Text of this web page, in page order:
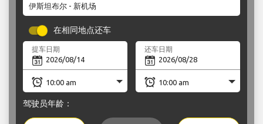
在相同地点还车
提车日期 还车日期
驾驶员年龄：